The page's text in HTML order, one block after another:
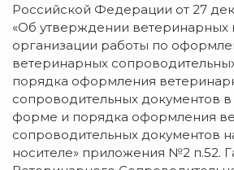
Российской Федерации от 27
«Об утверждении ветеринарных
организации работы по
ветеринарных
порядка оформления
сопроводительных документов
форме и порядка оформления
сопроводительных документов
носителе» приложения №2 п.52.